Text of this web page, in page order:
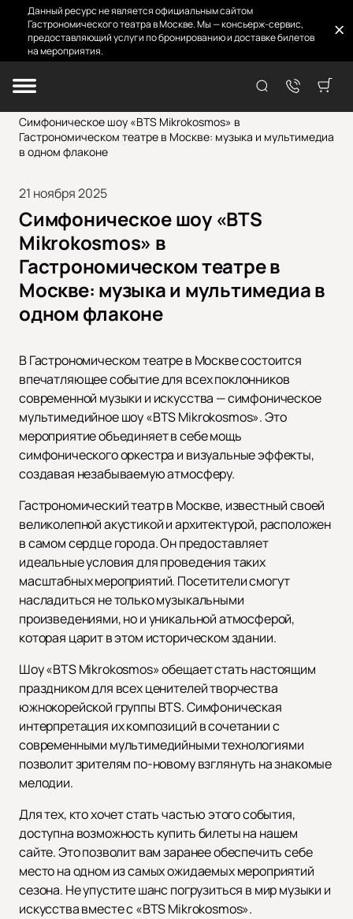
Данный ресурс не является официальным сайтом
Гастрономического театра в Москве. Мы — консьерж-сервис,
предоставляющий услуги по бронированию и доставке билетов
на мероприятия.
Симфоническое шоу «BTS Mikrokosmos» в
Гастрономическом театре в Москве: музыка и мультимедиа
в одном флаконе
21 ноября 2025
Симфоническое шоу «BTS
Mikrokosmos» в
Гастрономическом театре в
Москве: музыка и мультимедиа в
одном флаконе
В Гастрономическом театре в Москве состоится
впечатляющее событие для всех поклонников
современной музыки и искусства — симфоническое
мультимедийное шоу «BTS Mikrokosmos». Это
мероприятие объединяет в себе мощь
симфонического оркестра и визуальные эффекты,
создавая незабываемую атмосферу.
Гастрономический театр в Москве, известный своей
великолепной акустикой и архитектурой, расположен
в самом сердце города. Он предоставляет
идеальные условия для проведения таких
масштабных мероприятий. Посетители смогут
насладиться не только музыкальными
произведениями, но и уникальной атмосферой,
которая царит в этом историческом здании.
Шоу «BTS Mikrokosmos» обещает стать настоящим
праздником для всех ценителей творчества
южнокорейской группы BTS. Симфоническая
интерпретация их композиций в сочетании с
современными мультимедийными технологиями
позволит зрителям по-новому взглянуть на знакомые
мелодии.
Для тех, кто хочет стать частью этого события,
доступна возможность купить билеты на нашем
сайте. Это позволит вам заранее обеспечить себе
место на одном из самых ожидаемых мероприятий
сезона. Не упустите шанс погрузиться в мир музыки и
искусства вместе с «BTS Mikrokosmos».